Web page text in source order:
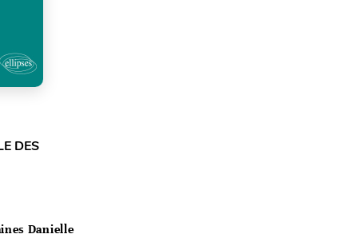
DES
Danielle